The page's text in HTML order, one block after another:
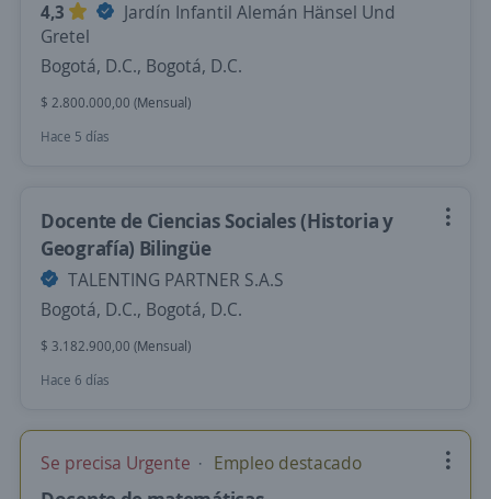
4,3
Jardín Infantil Alemán Hänsel Und
Gretel
Bogotá, D.C., Bogotá, D.C.
$ 2.800.000,00 (Mensual)
Hace 5 días
Docente de Ciencias Sociales (Historia y
Geografía) Bilingüe
TALENTING PARTNER S.A.S
Bogotá, D.C., Bogotá, D.C.
$ 3.182.900,00 (Mensual)
Hace 6 días
Se precisa Urgente Empleo destacado